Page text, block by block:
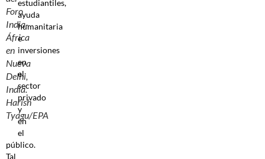
Foro
India-
África
en
Nueva
Delhi,
India.
Harish
Tyagu/EPA
estudiantiles,
ayuda
humanitaria
e
inversiones
en
el
sector
privado
y
en
el
público.
Tal